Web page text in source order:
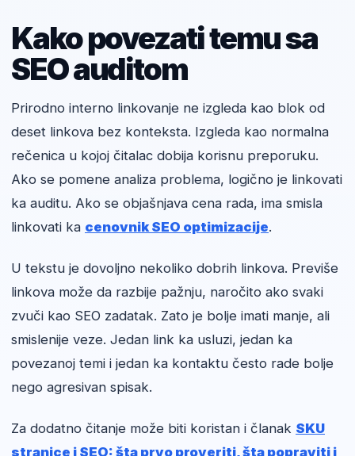
Kako povezati temu sa
SEO auditom
Prirodno interno linkovanje ne izgleda kao blok od
deset linkova bez konteksta. Izgleda kao normalna
rečenica u kojoj čitalac dobija korisnu preporuku.
Ako se pomene analiza problema, logično je linkovati
ka auditu. Ako se objašnjava cena rada, ima smisla
linkovati ka cenovnik SEO optimizacije.
U tekstu je dovoljno nekoliko dobrih linkova. Previše
linkova može da razbije pažnju, naročito ako svaki
zvuči kao SEO zadatak. Zato je bolje imati manje, ali
smislenije veze. Jedan link ka usluzi, jedan ka
povezanoj temi i jedan ka kontaktu često rade bolje
nego agresivan spisak.
Za dodatno čitanje može biti koristan i članak SKU
stranice i SEO: šta prvo proveriti, šta popraviti i